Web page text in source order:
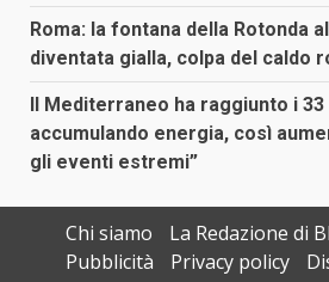
Roma: la fontana della Rotonda
diventata gialla, colpa del caldo
Il Mediterraneo ha raggiunto i 33
accumulando energia, così
gli eventi estremi”
Chi siamo
La Redazione di
Pubblicità
Privacy policy